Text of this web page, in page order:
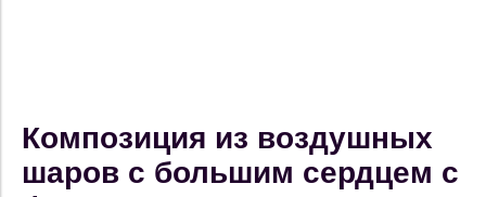
Композиция из воздушных
шаров с большим сердцем с